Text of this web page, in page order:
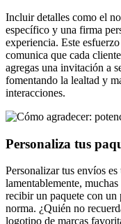
Incluir detalles como el
específico y una firma
experiencia. Este
comunica que cada
agregas una invitación a
fomentando la lealtad y
interacciones.
Personaliza tus
Personalizar tus envíos
lamentablemente,
recibir un paquete con un
norma. ¿Quién no
logotipo de marcas